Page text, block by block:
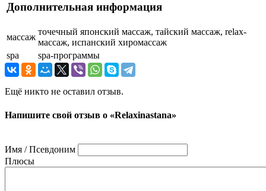
Дополнительная информация
массаж
точечный японский массаж, тайский массаж, relax-
массаж, испанский хиромассаж
spa
spa-программы
Ещё никто не оставил отзыв.
Напишите свой отзыв о «Relaxinastana»
Имя / Псевдоним
Плюсы